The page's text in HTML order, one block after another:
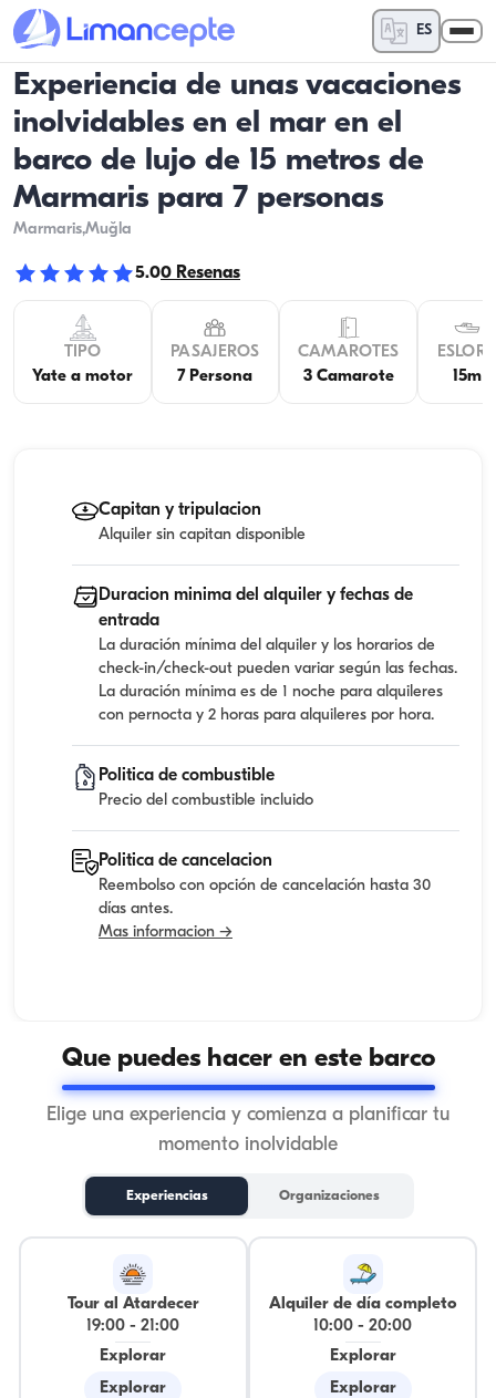
ES
Experiencia de unas vacaciones
inolvidables en el mar en el
barco de lujo de 15 metros de
Marmaris para 7 personas
Marmaris,Muğla
5.00 Resenas
TIPO
Yate a motor
PASAJEROS
7 Persona
CAMAROTES
3 Camarote
15m
Capitan y tripulacion
Alquiler sin capitan disponible
Duracion minima del alquiler y fechas de
entrada
La duración mínima del alquiler y los horarios de
check-in/check-out pueden variar según las fechas.
La duración mínima es de 1 noche para alquileres
con pernocta y 2 horas para alquileres por hora.
Politica de combustible
Precio del combustible incluido
Politica de cancelacion
Reembolso con opción de cancelación hasta 30
días antes.
Mas informacion →
Que puedes hacer en este barco
Elige una experiencia y comienza a planificar tu
momento inolvidable
Experiencias Organizaciones
Tour al Atardecer
19:00 -21:00
Explorar
Explorar
Alquiler de día completo
10:00 -20:00
Explorar
Explorar